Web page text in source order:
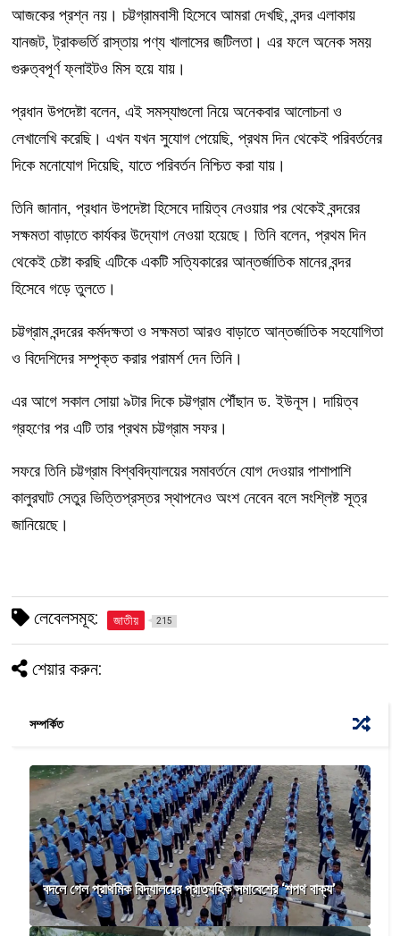
আজকের প্রশ্ন নয়। চট্টগ্রামবাসী হিসেবে আমরা দেখছি, বন্দর এলাকায়
যানজট, ট্রাকভর্তি রাস্তায় পণ্য খালাসের জটিলতা। এর ফলে অনেক সময়
গুরুত্বপূর্ণ ফ্লাইটও মিস হয়ে যায়।
প্রধান উপদেষ্টা বলেন, এই সমস্যাগুলো নিয়ে অনেকবার আলোচনা ও
লেখালেখি করেছি। এখন যখন সুযোগ পেয়েছি, প্রথম দিন থেকেই পরিবর্তনের
দিকে মনোযোগ দিয়েছি, যাতে পরিবর্তন নিশ্চিত করা যায়।
তিনি জানান, প্রধান উপদেষ্টা হিসেবে দায়িত্ব নেওয়ার পর থেকেই বন্দরের
সক্ষমতা বাড়াতে কার্যকর উদ্যোগ নেওয়া হয়েছে। তিনি বলেন, প্রথম দিন
থেকেই চেষ্টা করছি এটিকে একটি সত্যিকারের আন্তর্জাতিক মানের বন্দর
হিসেবে গড়ে তুলতে।
চট্টগ্রাম বন্দরের কর্মদক্ষতা ও সক্ষমতা আরও বাড়াতে আন্তর্জাতিক সহযোগিতা
ও বিদেশিদের সম্পৃক্ত করার পরামর্শ দেন তিনি।
এর আগে সকাল সোয়া ৯টার দিকে চট্টগ্রাম পৌঁছান ড. ইউনূস। দায়িত্ব
গ্রহণের পর এটি তার প্রথম চট্টগ্রাম সফর।
সফরে তিনি চট্টগ্রাম বিশ্ববিদ্যালয়ের সমাবর্তনে যোগ দেওয়ার পাশাপাশি
কালুরঘাট সেতুর ভিত্তিপ্রস্তর স্থাপনেও অংশ নেবেন বলে সংশ্লিষ্ট সূত্র
জানিয়েছে।
লেবেলসমূহ: জাতীয় 215
শেয়ার করুন:
সম্পর্কিত
বদলে গেল প্রাথমিক বিদ্যালয়ের প্রাত্যহিক সমাবেশের ‘শপথ বাক্য’